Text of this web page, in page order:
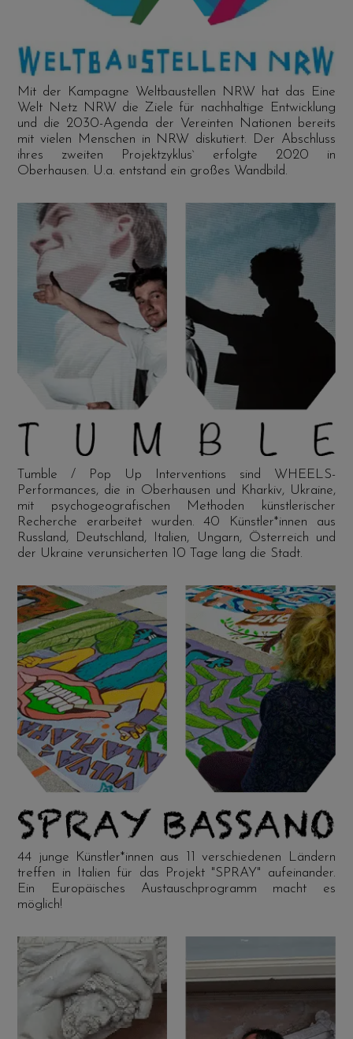
Mit der Kampagne Weltbaustellen NRW hat das Eine
Welt Netz NRW die Ziele für nachhaltige Entwicklung
und die 2030-Agenda der Vereinten Nationen bereits
mit vielen Menschen in NRW diskutiert. Der Abschluss
ihres zweiten Projektzyklus` erfolgte 2020 in
Oberhausen. U.a. entstand ein großes Wandbild.
Tumble / Pop Up Interventions sind WHEELS-
Performances, die in Oberhausen und Kharkiv, Ukraine,
mit psychogeografischen Methoden künstlerischer
Recherche erarbeitet wurden. 40 Künstler*innen aus
Russland, Deutschland, Italien, Ungarn, Österreich und
der Ukraine verunsicherten 10 Tage lang die Stadt.
44 junge Künstler*innen aus 11 verschiedenen Ländern
treffen in Italien für das Projekt "SPRAY" aufeinander.
Ein Europäisches Austauschprogramm macht es
möglich!